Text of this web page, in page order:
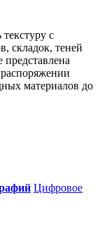
с
складок, теней
материалов до
Цифровое